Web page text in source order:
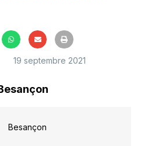
19 septembre 2021
Besançon